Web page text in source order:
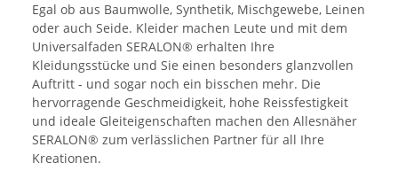
Egal ob aus Baumwolle, Synthetik, Mischgewebe, Leinen
oder auch Seide. Kleider machen Leute und mit dem
Universalfaden SERALON® erhalten Ihre
Kleidungsstücke und Sie einen besonders glanzvollen
Auftritt - und sogar noch ein bisschen mehr. Die
hervorragende Geschmeidigkeit, hohe Reissfestigkeit
und ideale Gleiteigenschaften machen den Allesnäher
SERALON® zum verlässlichen Partner für all Ihre
Kreationen.